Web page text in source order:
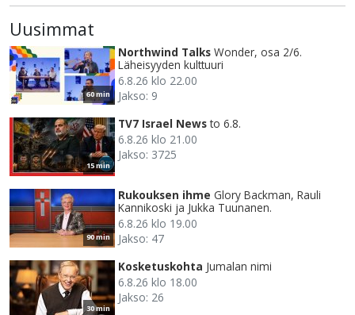
Uusimmat
60 min
Northwind Talks Wonder, osa 2/6.
Läheisyyden kulttuuri
6.8.26 klo 22.00
Jakso: 9
15 min
TV7 Israel News to 6.8.
6.8.26 klo 21.00
Jakso: 3725
90 min
Rukouksen ihme Glory Backman, Rauli
Kannikoski ja Jukka Tuunanen.
6.8.26 klo 19.00
Jakso: 47
30 min
Kosketuskohta Jumalan nimi
6.8.26 klo 18.00
Jakso: 26